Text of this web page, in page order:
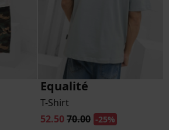
Equalité
T-Shirt
52.5070.00 -25%